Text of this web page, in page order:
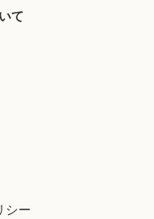
て
シー